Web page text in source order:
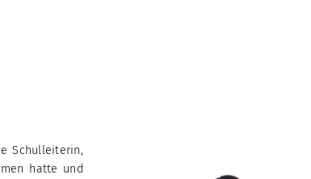
Schulleiterin,
hatte und